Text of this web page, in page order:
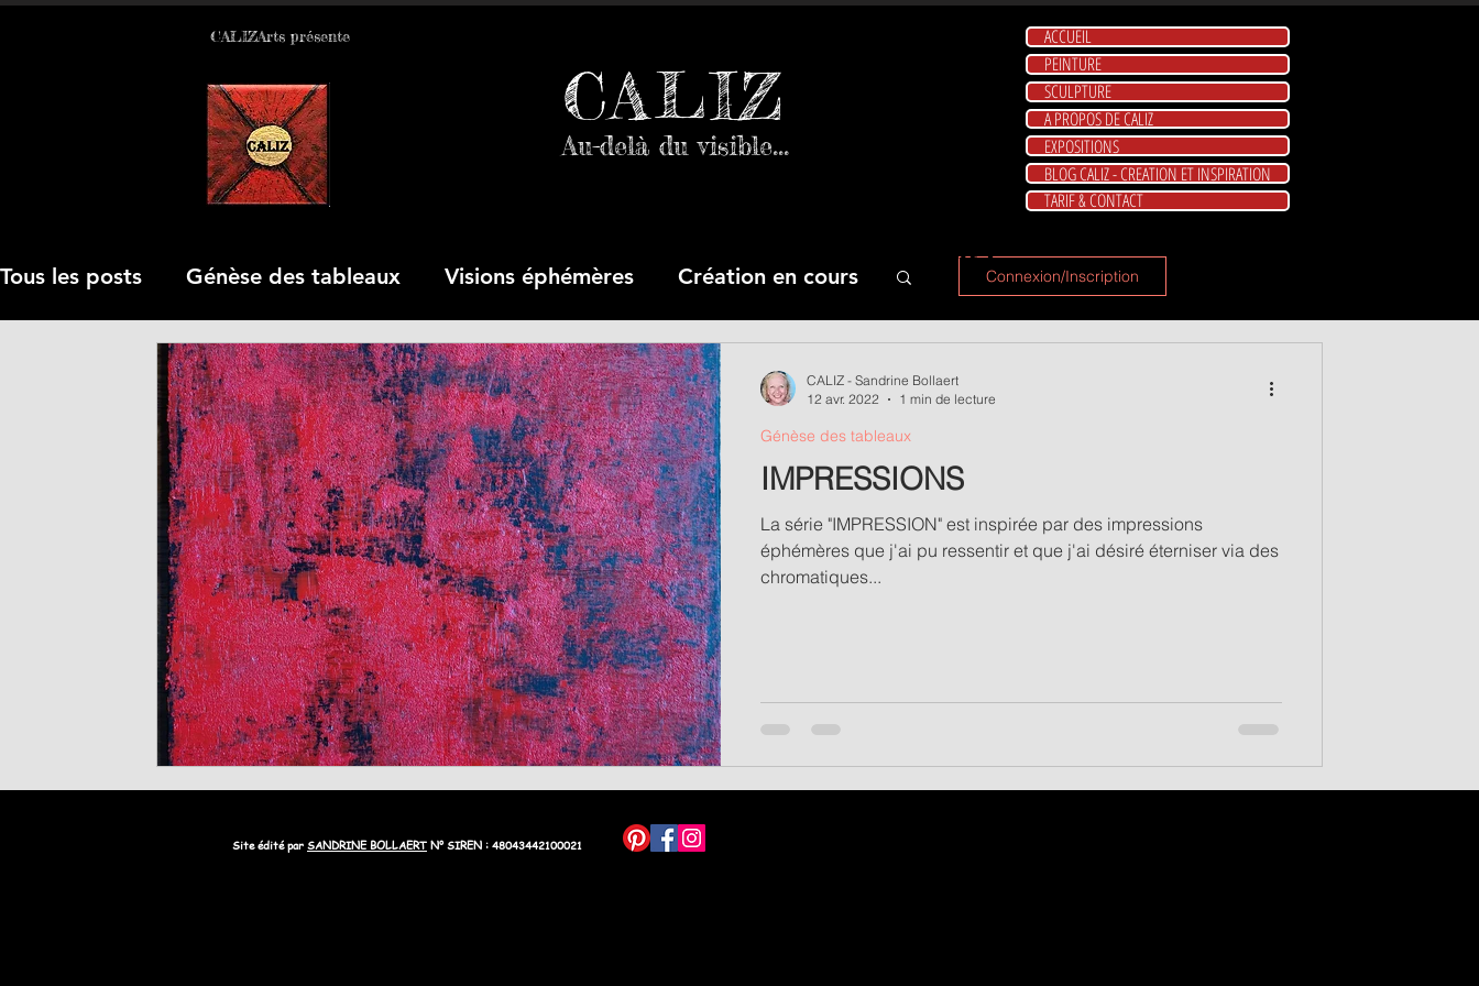
CALIZArts présente
CALIZ
Au-delà du visible...
ACCUEIL
PEINTURE
SCULPTURE
A PROPOS DE CALIZ
EXPOSITIONS
BLOG CALIZ - CREATION ET INSPIRATION
TARIF & CONTACT
Tous les posts Génèse des tableaux Visions éphémères Création en cours Connexion/Inscription
IMPRESSIONS
La série "IMPRESSION" est inspirée par des impressions
éphémères que j'ai pu ressentir et que j'ai désiré éterniser via des
chromatiques...
Génèse des tableaux
CALIZ - Sandrine Bollaert
12 avr. 2022
1 min de lecture
Le tableau est le produit fini, mais que se passe-t-il avant ?
Site édité par SANDRINE BOLLAERT N° SIREN : 48043442100021